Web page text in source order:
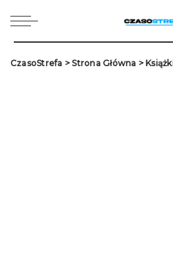
CzasoStrefa >Strona Główna >